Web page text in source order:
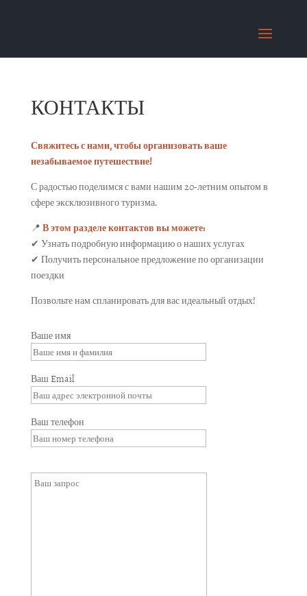
КОНТАКТЫ
Свяжитесь с нами, чтобы организовать ваше
незабываемое путешествие!
С радостью поделимся с вами нашим 20-летним опытом в
сфере эксклюзивного туризма.
📍В этом разделе контактов вы можете:
✔ Узнать подробную информацию о наших услугах
✔ Получить персональное предложение по организации
поездки
Позвольте нам спланировать для вас идеальный отдых!
Ваше имя
Ваш Email
Ваш телефон